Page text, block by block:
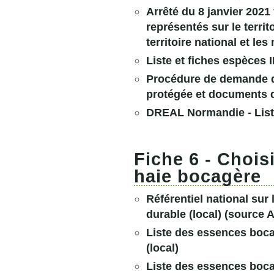
Arrêté du 8 janvier
représentés sur le
territoire national et les
Liste et fiches espèces
Procédure de demande
protégée et documents
DREAL Normandie -
Fiche 6 -
haie bocagère
Référentiel national sur
durable (local) (source
Liste des essences
(local)
Liste des essences